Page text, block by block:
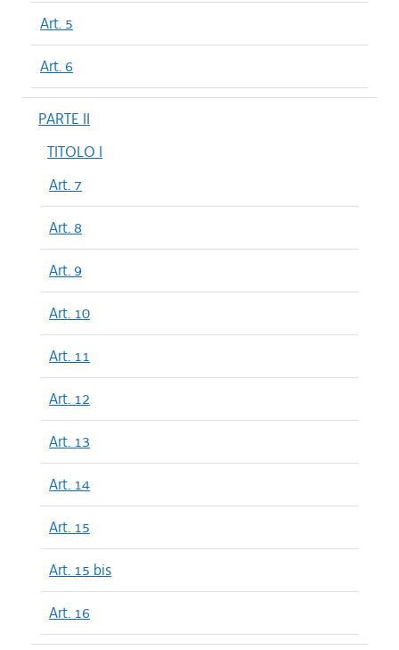
Art. 5
Art. 6
PARTE II
TITOLO I
Art. 7
Art. 8
Art. 9
Art. 10
Art. 11
Art. 12
Art. 13
Art. 14
Art. 15
Art. 15 bis
Art. 16